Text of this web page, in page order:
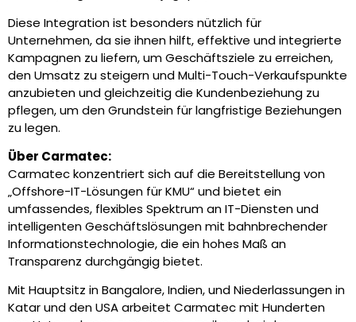
Diese Integration ist besonders nützlich für
Unternehmen, da sie ihnen hilft, effektive und integrierte
Kampagnen zu liefern, um Geschäftsziele zu erreichen,
den Umsatz zu steigern und Multi-Touch-Verkaufspunkte
anzubieten und gleichzeitig die Kundenbeziehung zu
pflegen, um den Grundstein für langfristige Beziehungen
zu legen.
Über Carmatec:
Carmatec konzentriert sich auf die Bereitstellung von
„Offshore-IT-Lösungen für KMU“ und bietet ein
umfassendes, flexibles Spektrum an IT-Diensten und
intelligenten Geschäftslösungen mit bahnbrechender
Informationstechnologie, die ein hohes Maß an
Transparenz durchgängig bietet.
Mit Hauptsitz in Bangalore, Indien, und Niederlassungen in
Katar und den USA arbeitet Carmatec mit Hunderten